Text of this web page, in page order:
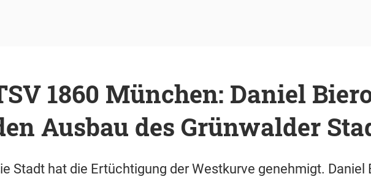
1860 München: Daniel
Ausbau des Grünwalder
Stadt hat die Ertüchtigung der Westkurve genehmigt.